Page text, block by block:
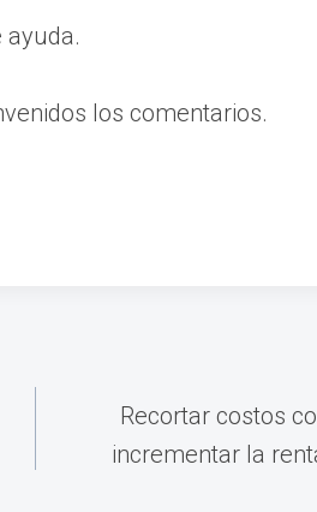
ayuda.
los comentarios.
Recortar costos
incrementar la